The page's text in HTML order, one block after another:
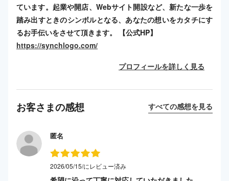
ています。起業や開店、Webサイト開設など、新たな一歩を
踏み出すときのシンボルとなる、あなたの想いをカタチにす
るお手伝いをさせて頂きます。 【公式HP】
https://synchlogo.com/
プロフィールを詳しく見る
お客さまの感想 すべての感想を見る
匿名
2026/05/15/にレビュー済み